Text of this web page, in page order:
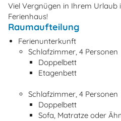
Viel Vergnügen in Ihrem Urlaub
Ferienhaus!
Raumaufteilung
Ferienunterkunft
Schlafzimmer, 4 Personen
Doppelbett
Etagenbett
Schlafzimmer, 4 Personen
Doppelbett
Sofa, Matratze oder